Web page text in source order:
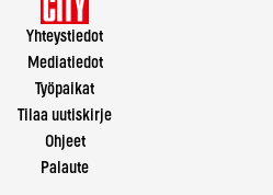
Yhteystiedot
Mediatiedot
Työpaikat
Tilaa uutiskirje
Ohjeet
Palaute